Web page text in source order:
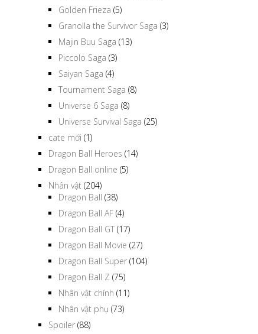
Golden Frieza (5)
Granolla the Survivor Saga (3)
Majin Buu Saga (13)
Piccolo Saga (3)
Saiyan Saga (4)
Tournament Saga (8)
Universe 6 Saga (8)
Universe Survival Saga (25)
cate mới (1)
Dragon Ball Heroes (14)
Dragon Ball online (5)
Nhân vật (204)
Dragon Ball (38)
Dragon Ball AF (4)
Dragon Ball GT (17)
Dragon Ball Movie (27)
Dragon Ball Super (104)
Dragon Ball Z (75)
Nhân vật chính (11)
Nhân vật phụ (73)
Spoiler (88)